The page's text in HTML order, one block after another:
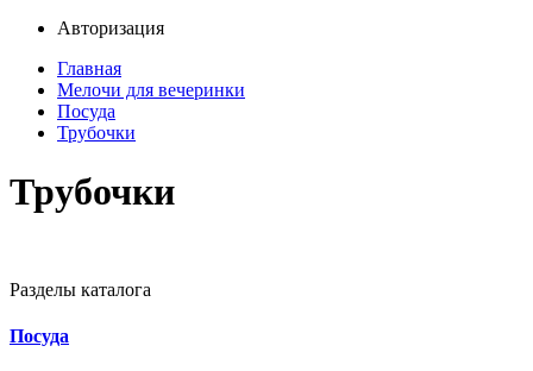
Авторизация
Главная
Мелочи для вечеринки
Посуда
Трубочки
Трубочки
Разделы каталога
Посуда